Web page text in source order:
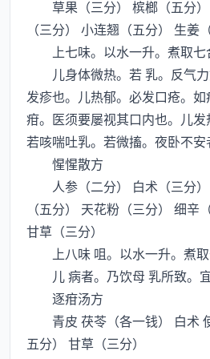
草果（三分） 槟榔（五分）
（三分） 小连翘（五分） 生姜
上七味。以水一升。煮取七
儿身体微热。若 乳。反气力
发疹也。儿热郁。必发口疮。
疳。医须要屡视其口内也。儿发
若咳喘吐乳。若微搐。夜卧不安
惺惺散方
人参（二分） 白术（三分）
（五分） 天花粉（三分） 细辛
甘草（三分）
上八味 咀。以水一升。煮取
儿 病者。乃饮母 乳所致。宜
逐疳汤方
青皮 茯苓（各一钱） 白术
五分） 甘草（三分）